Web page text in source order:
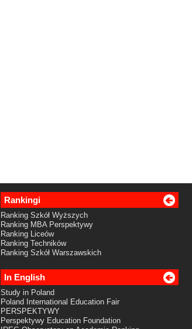
Rankingi
Ranking Szkół Wyższych
Ranking MBA Perspektywy
Ranking Liceów
Ranking Techników
Ranking Szkół Warszawskich
In English
Study in Poland
Poland International Education Fair
PERSPEKTYWY
Perspektywy Education Foundation